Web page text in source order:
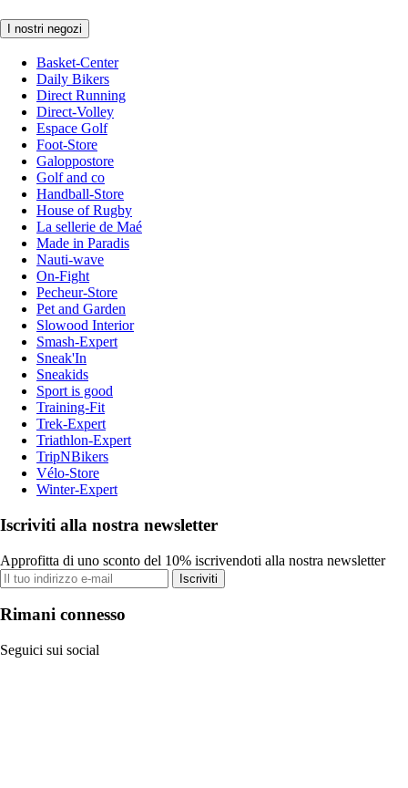
I nostri negozi
Basket-Center
Daily Bikers
Direct Running
Direct-Volley
Espace Golf
Foot-Store
Galoppostore
Golf and co
Handball-Store
House of Rugby
La sellerie de Maé
Made in Paradis
Nauti-wave
On-Fight
Pecheur-Store
Pet and Garden
Slowood Interior
Smash-Expert
Sneak'In
Sneakids
Sport is good
Training-Fit
Trek-Expert
Triathlon-Expert
TripNBikers
Vélo-Store
Winter-Expert
Iscriviti alla nostra newsletter
Approfitta di uno sconto del 10% iscrivendoti alla nostra newsletter
Iscriviti
Rimani connesso
Seguici sui social